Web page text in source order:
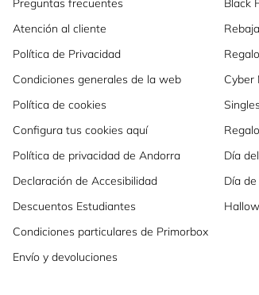
Preguntas frecuentes
Atención al cliente
Política de Privacidad
Condiciones generales de la web
Política de cookies
Configura tus cookies aquí
Política de privacidad de Andorra
Declaración de Accesibilidad
Descuentos Estudiantes
Condiciones particulares de Primorbox
Envío y devoluciones
Black
Cyber
Día
Día